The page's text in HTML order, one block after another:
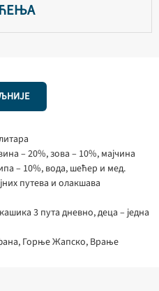
– 20%, зова – 10%, мајчина
– 10%, вода, шећер и мед.
путева и олакшава
3 пута дневно, деца – једна
Горње Жапско, Врање